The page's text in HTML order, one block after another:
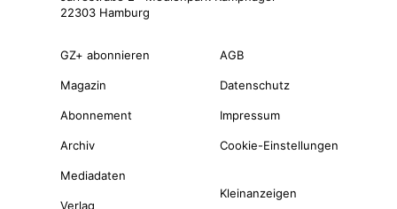
22303 Hamburg
GZ+ abonnieren
Magazin
Abonnement
Archiv
Mediadaten
Verlag
AGB
Datenschutz
Impressum
Cookie-Einstellungen
Kleinanzeigen